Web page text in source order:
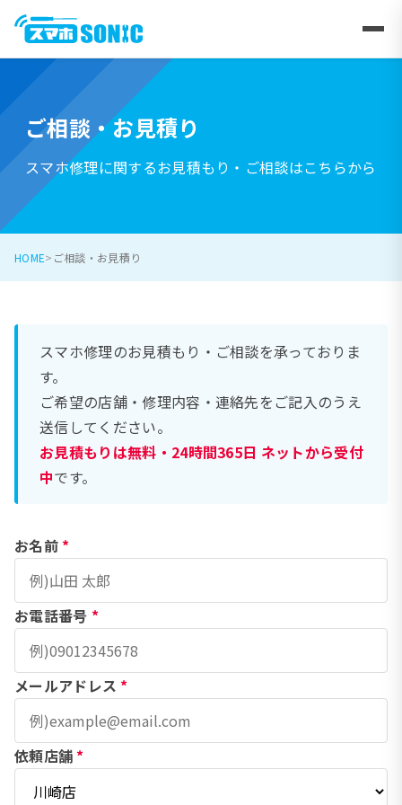
ご相談・お見積り
スマホ修理に関するお見積もり・ご相談はこちらから
HOME ご相談・お見積り
スマホ修理のお見積もり・ご相談を承っておりま
す。
ご希望の店舗・修理内容・連絡先をご記入のうえ
送信してください。
お見積もりは無料・24時間365日 ネットから受付
中です。
お名前 *
お電話番号 *
メールアドレス *
依頼店舗 *